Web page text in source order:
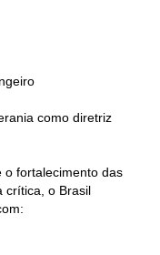
como diretriz
o fortalecimento das
crítica, o Brasil